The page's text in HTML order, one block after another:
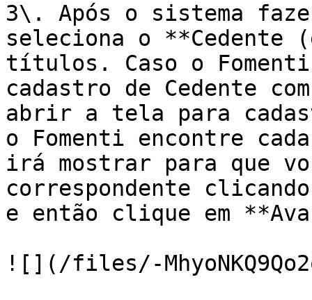
3\. Após o sistema
seleciona o **Cedente
títulos. Caso o Fomenti
cadastro de Cedente
abrir a tela para
o Fomenti encontre
irá mostrar para que
correspondente
e então clique em
![](/files/-